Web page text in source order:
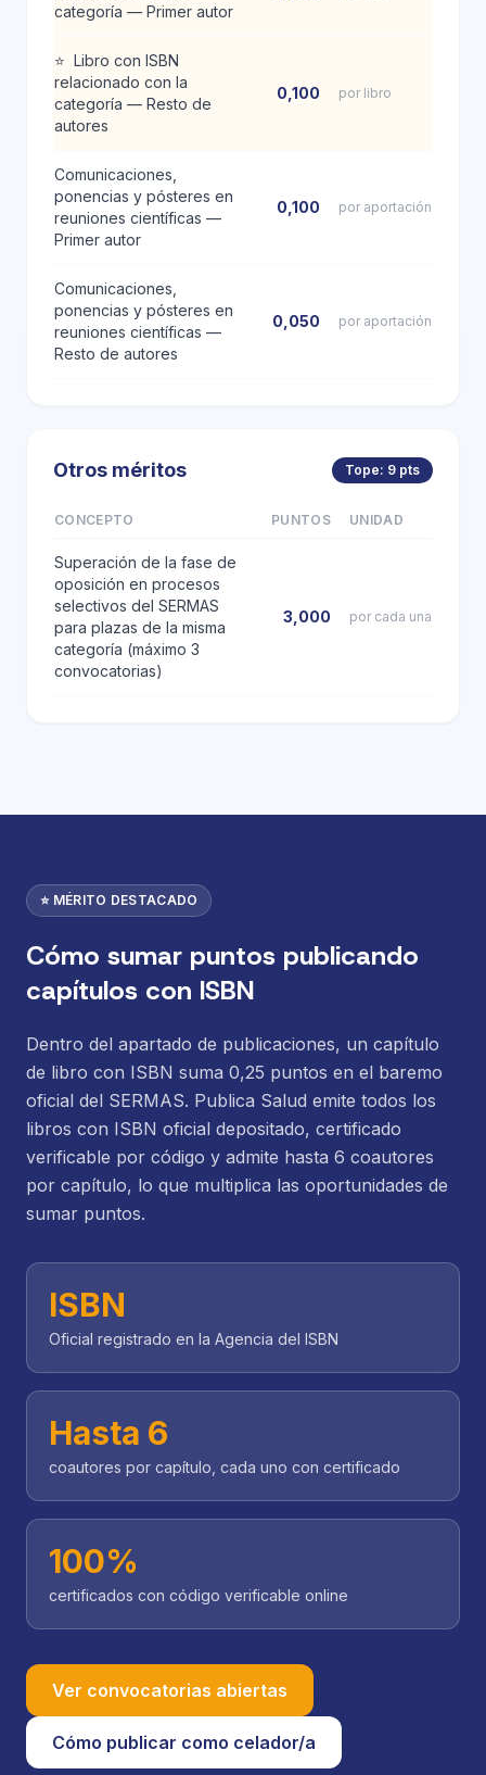
categoría — Primer autor
⭐ Libro con ISBN
relacionado con la
categoría — Resto de
autores
0,100 por libro
Comunicaciones,
ponencias y pósteres en
reuniones científicas —
Primer autor
0,100 por aportación
Comunicaciones,
ponencias y pósteres en
reuniones científicas —
Resto de autores
0,050 por aportación
Otros méritos Tope: 9 pts
CONCEPTO PUNTOS UNIDAD
Superación de la fase de
oposición en procesos
selectivos del SERMAS
para plazas de la misma
categoría (máximo 3
convocatorias)
3,000 por cada una
⭐ MÉRITO DESTACADO
Cómo sumar puntos publicando
capítulos con ISBN
Dentro del apartado de publicaciones, un capítulo
de libro con ISBN suma 0,25 puntos en el baremo
oficial del SERMAS. Publica Salud emite todos los
libros con ISBN oficial depositado, certificado
verificable por código y admite hasta 6 coautores
por capítulo, lo que multiplica las oportunidades de
sumar puntos.
ISBN
Oficial registrado en la Agencia del ISBN
Hasta 6
coautores por capítulo, cada uno con certificado
100%
certificados con código verificable online
Ver convocatorias abiertas
Cómo publicar como celador/a